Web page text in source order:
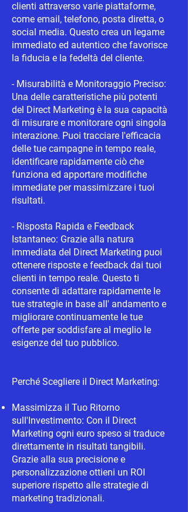
clienti attraverso varie piattaforme,
come email, telefono, posta diretta, o
social media. Questo crea un legame
immediato ed autentico che favorisce
la fiducia e la fedeltà del cliente.
- Misurabilità e Monitoraggio Preciso:
Una delle caratteristiche più potenti
del Direct Marketing è la sua capacità
di misurare e monitorare ogni singola
interazione. Puoi tracciare l'efficacia
delle tue campagne in tempo reale,
identificare rapidamente ciò che
funziona ed apportare modifiche
immediate per massimizzare i tuoi
risultati.
- Risposta Rapida e Feedback
Istantaneo: Grazie alla natura
immediata del Direct Marketing puoi
ottenere risposte e feedback dai tuoi
clienti in tempo reale. Questo ti
consente di adattare rapidamente le
tue strategie in base all' andamento e
migliorare continuamente le tue
offerte per soddisfare al meglio le
esigenze del tuo pubblico.
Perché Scegliere il Direct Marketing:
Massimizza il Tuo Ritorno
sull'Investimento: Con il Direct
Marketing ogni euro speso si traduce
direttamente in risultati tangibili.
Grazie alla sua precisione e
personalizzazione ottieni un ROI
superiore rispetto alle strategie di
marketing tradizionali.